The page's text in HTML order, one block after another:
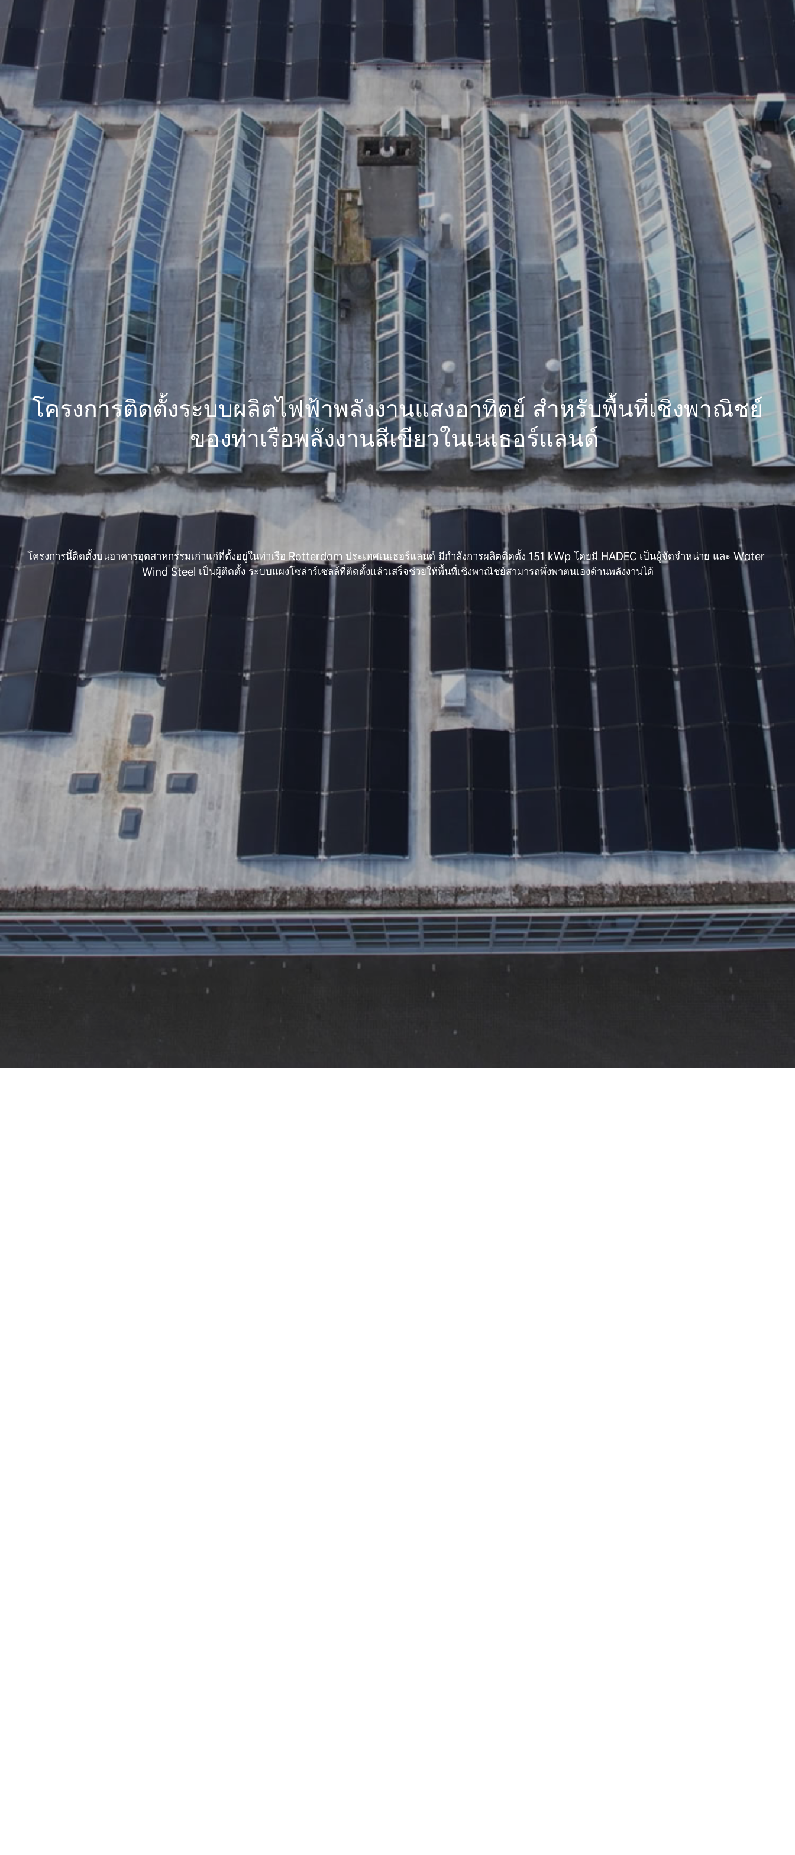
โครงการติดตั้งระบบผลิตไฟฟ้าพลังงานแสงอาทิตย์ สำหรับพื้นที่เชิงพาณิชย์
โครงการนี้ติดตั้งบนอาคารอุตสาหกรรมเก่าแก่ที่ตั้งอยู่ในท่าเรือ Rotterdam ประเทศเนเธอร์แลนด์ มีกำลังการผลิตติดตั้ง 151 kWp โดยมี HADEC เป็นผู้จัดจำหน่าย และ Water
Wind Steel เป็นผู้ติดตั้ง ระบบแผงโซล่าร์เซลล์ที่ติดตั้งแล้วเสร็จช่วยให้พื้นที่เชิงพาณิชย์สามารถพึ่งพาตนเองด้านพลังงานได้